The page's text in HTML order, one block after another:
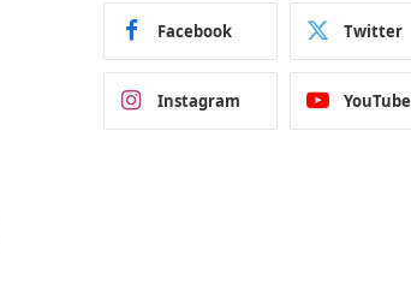
Facebook Twitter
Instagram YouTube